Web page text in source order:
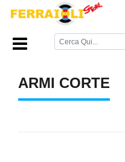
Home Page/ARMI DA
ARMI CORTE